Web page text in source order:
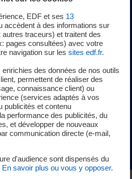
ou encore l'impact sur
sujets incontournables sur
engagée. Découvrez trois
avec des champs de
mais pourtant
l'atteinte de la neutralité
de cette technologie
EDF et ses 13
accèdent à des informations sur
traceurs) et traitent des
pages consultées) avec votre
navigation sur les sites edf.fr.
des données de nos outils
permettent de réaliser des
connaissance client) ou
(services adaptés à vos
publicités et contenu
performance des publicités, du
et développer de nouveaux
communication directe (e-mail,
d'audience sont dispensés du
En savoir plus ou vous y opposer.